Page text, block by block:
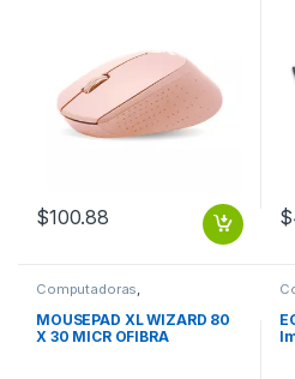
$100.88 $
Computadoras,
MOUSEPAD XL WIZARD 80
X 30 MICR OFIBRA